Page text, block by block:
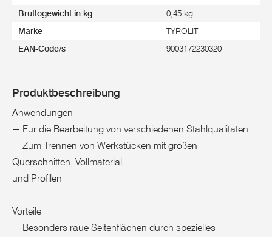
Bruttogewicht in kg 0,45 kg
Marke TYROLIT
EAN-Code/s 9003172230320
Produktbeschreibung
Anwendungen
+ Für die Bearbeitung von verschiedenen Stahlqualitäten
+ Zum Trennen von Werkstücken mit großen
Querschnitten, Vollmaterial
und Profilen
Vorteile
+ Besonders raue Seitenflächen durch spezielles